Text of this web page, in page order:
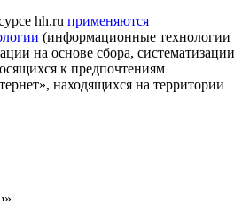
hh.ru применяются
(информационные технологии
на основе сбора, систематизации
к предпочтениям
находящихся на территории